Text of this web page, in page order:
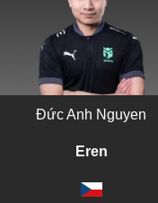
Đức Anh Nguyen
Eren